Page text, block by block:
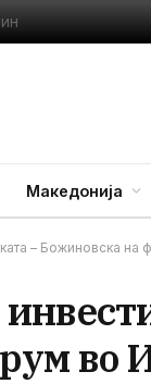
Македонија
– Божиновска на
во